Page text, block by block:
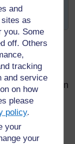
and
as
you. Some
off. Others
tracking
and service
on how
please
policy.
your
your
en
de vos élèves.
d’apprendre
a confiance en
élèves dans
auxquelles
vous